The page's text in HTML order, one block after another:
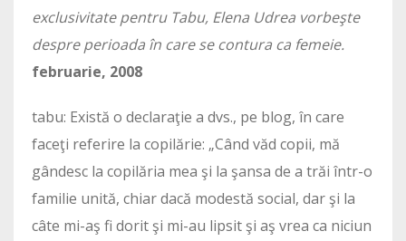
exclusivitate pentru Tabu, Elena Udrea vorbeşte
despre perioada în care se contura ca femeie.
februarie, 2008
tabu: Există o declaraţie a dvs., pe blog, în care
faceţi referire la copilărie: „Când văd copii, mă
gândesc la copilăria mea şi la şansa de a trăi într-o
familie unită, chiar dacă modestă social, dar şi la
câte mi-aş fi dorit şi mi-au lipsit şi aş vrea ca niciun